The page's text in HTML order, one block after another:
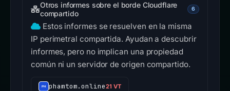
Otros informes sobre el borde Cloudflare
compartido
6
Estos informes se resuelven en la misma
IP perimetral compartida. Ayudan a descubrir
informes, pero no implican una propiedad
común ni un servidor de origen compartido.
phamtom.online21 VT